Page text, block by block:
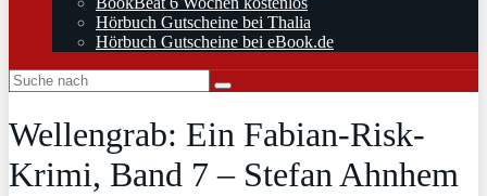
Hörbuch Gutscheine bei Thalia
Hörbuch Gutscheine bei eBook.de
Wellengrab: Ein Fabian-Risk-
Krimi, Band 7 – Stefan Ahnhem